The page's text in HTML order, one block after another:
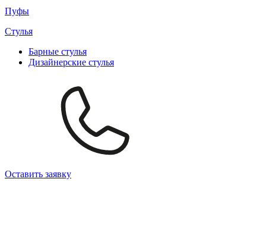
Пуфы
Стулья
Барные cтулья
Дизайнерские cтулья
Оставить заявку